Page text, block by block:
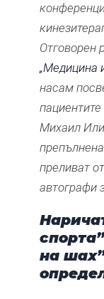
Отговорен
„Медицина
насам
Михаил
преливат
автографи
на